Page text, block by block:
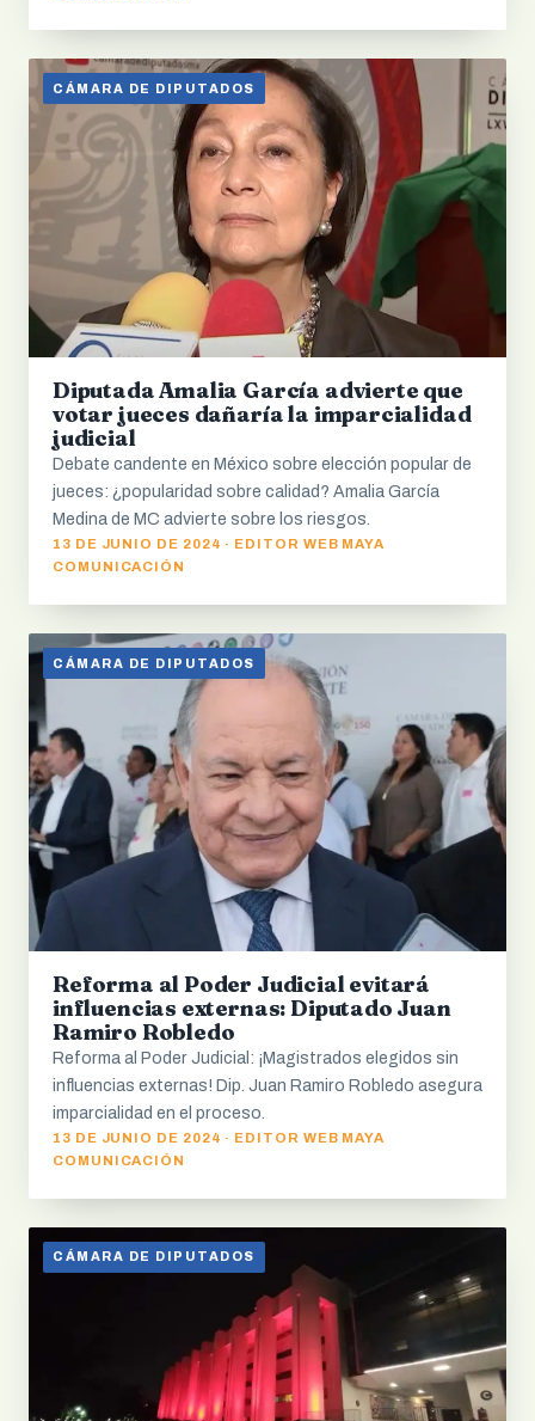
CÁMARA DE DIPUTADOS
Diputada Amalia García advierte que
votar jueces dañaría la imparcialidad
judicial
Debate candente en México sobre elección popular de
jueces: ¿popularidad sobre calidad? Amalia García
Medina de MC advierte sobre los riesgos.
13 DE JUNIO DE 2024 · EDITOR WEB MAYA
COMUNICACIÓN
CÁMARA DE DIPUTADOS
Reforma al Poder Judicial evitará
influencias externas: Diputado Juan
Ramiro Robledo
Reforma al Poder Judicial: ¡Magistrados elegidos sin
influencias externas! Dip. Juan Ramiro Robledo asegura
imparcialidad en el proceso.
13 DE JUNIO DE 2024 · EDITOR WEB MAYA
COMUNICACIÓN
CÁMARA DE DIPUTADOS